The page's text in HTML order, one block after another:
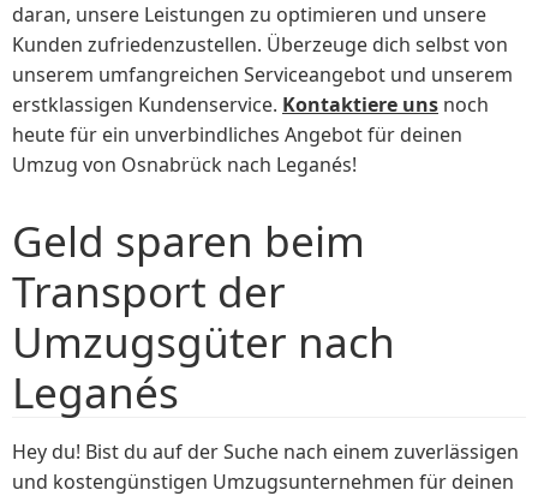
daran, unsere Leistungen zu optimieren und unsere
Kunden zufriedenzustellen. Überzeuge dich selbst von
unserem umfangreichen Serviceangebot und unserem
erstklassigen Kundenservice. Kontaktiere uns noch
heute für ein unverbindliches Angebot für deinen
Umzug von Osnabrück nach Leganés!
Geld sparen beim
Transport der
Umzugsgüter nach
Leganés
Hey du! Bist du auf der Suche nach einem zuverlässigen
und kostengünstigen Umzugsunternehmen für deinen